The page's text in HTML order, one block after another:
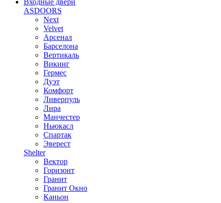
Входные двери
ASDOORS
Next
Velvet
Арсенал
Барселона
Вертикаль
Викинг
Гермес
Дуэт
Комфорт
Ливерпуль
Лира
Манчестер
Ньюкасл
Спартак
Эверест
Shelter
Вектор
Горизонт
Гранит
Гранит Окно
Каньон